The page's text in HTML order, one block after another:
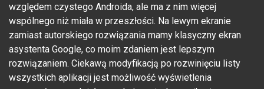
względem czystego Androida, ale ma z nim więcej
wspólnego niż miała w przeszłości. Na lewym ekranie
zamiast autorskiego rozwiązania mamy klasyczny ekran
asystenta Google, co moim zdaniem jest lepszym
rozwiązaniem. Ciekawą modyfikacją po rozwinięciu listy
wszystkich aplikacji jest możliwość wyświetlenia